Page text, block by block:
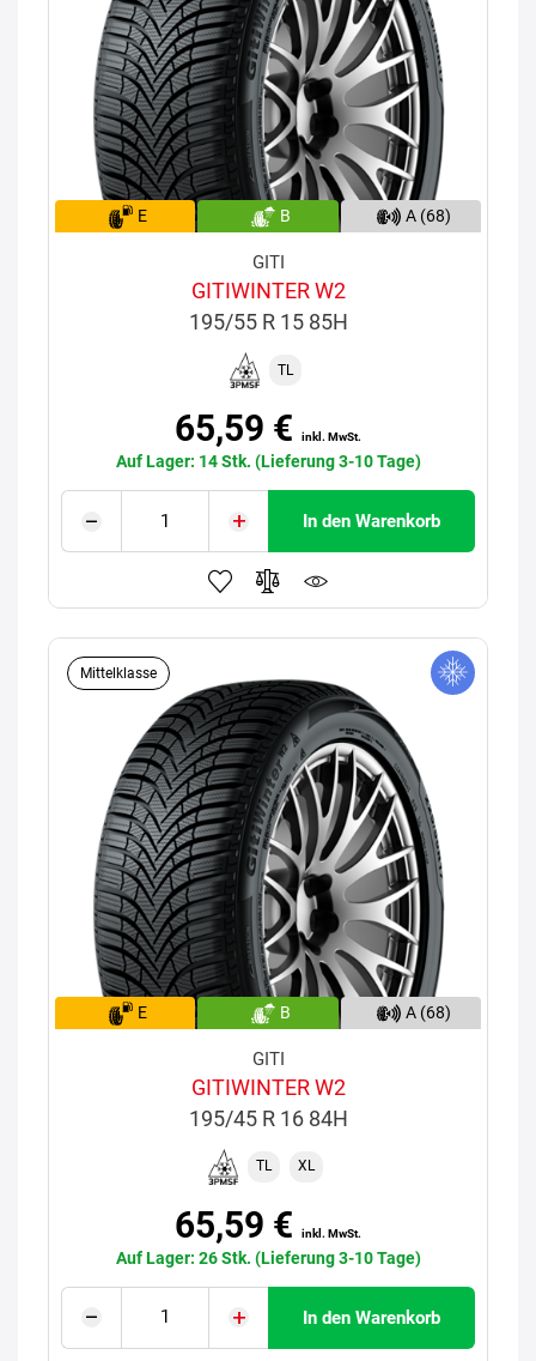
E B A (68)
GITI
GITIWINTER W2
195/55 R 15 85H
TL
65,59 € inkl. MwSt.
Auf Lager: 14 Stk. (Lieferung 3-10 Tage)
In den Warenkorb
Mittelklasse
E B A (68)
GITI
GITIWINTER W2
195/45 R 16 84H
TL XL
65,59 € inkl. MwSt.
Auf Lager: 26 Stk. (Lieferung 3-10 Tage)
In den Warenkorb